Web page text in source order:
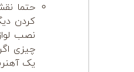
حتما
کردن
نصب
چیزی
یک